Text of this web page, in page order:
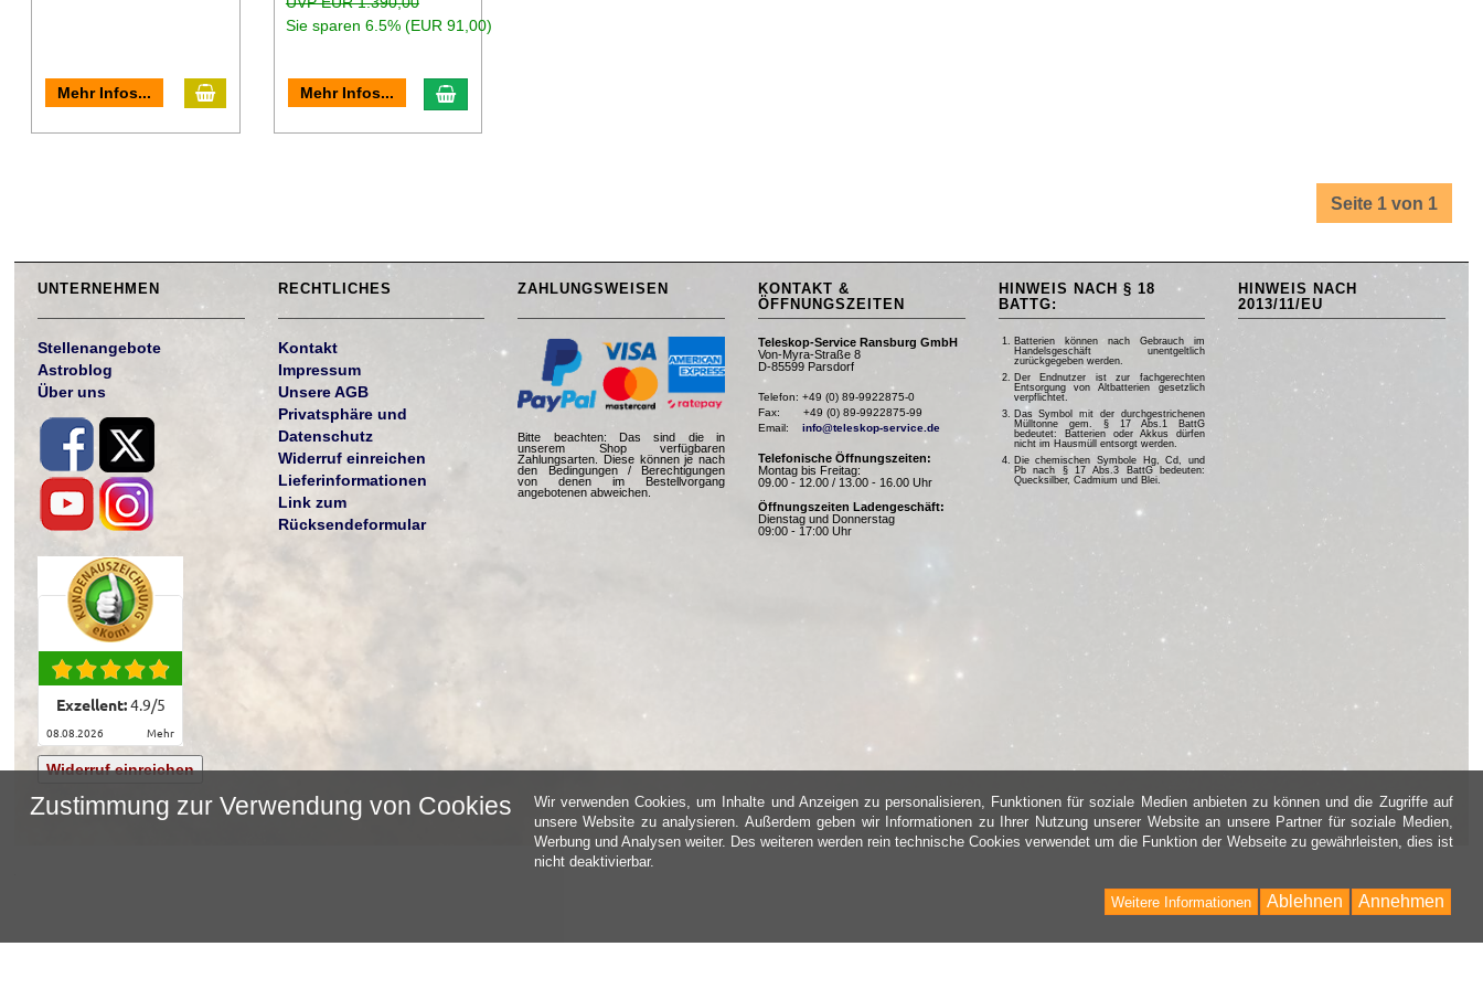
Mehr Infos...
Sie sparen 6.5% (EUR 91,00)
Mehr Infos...
Seite 1 von 1
UNTERNEHMEN
Stellenangebote
Astroblog
Über uns
Exzellent:4.9/5
08.08.2026 mehr
Widerruf einreichen
RECHTLICHES
Kontakt
Impressum
Unsere AGB
Privatsphäre und
Datenschutz
Widerruf einreichen
Lieferinformationen
Link zum
Rücksendeformular
ZAHLUNGSWEISEN
Bitte beachten: Das sind die in
unserem Shop verfügbaren
Zahlungsarten. Diese können je nach
den Bedingungen / Berechtigungen
von denen im Bestellvorgang
angebotenen abweichen.
KONTAKT &
ÖFFNUNGSZEITEN
Teleskop-Service Ransburg GmbH
Von-Myra-Straße 8
D-85599 Parsdorf
Telefon: +49 (0) 89-9922875-0
Fax:       +49 (0) 89-9922875-99
Email: info@teleskop-service.de
Telefonische Öffnungszeiten:
Montag bis Freitag:
09.00 - 12.00 / 13.00 - 16.00 Uhr
Öffnungszeiten Ladengeschäft:
Dienstag und Donnerstag
09:00 - 17:00 Uhr
HINWEIS NACH § 18
BATTG:
Batterien können nach Gebrauch im
Handelsgeschäft unentgeltlich
zurückgegeben werden.
Der Endnutzer ist zur fachgerechten
Entsorgung von Altbatterien gesetzlich
verpflichtet.
Das Symbol mit der durchgestrichenen
Mülltonne gem. § 17 Abs.1 BattG
bedeutet: Batterien oder Akkus dürfen
nicht im Hausmüll entsorgt werden.
Die chemischen Symbole Hg, Cd, und
Pb nach § 17 Abs.3 BattG bedeuten:
Quecksilber, Cadmium und Blei.
HINWEIS NACH
2013/11/EU
Zustimmung zur Verwendung von Cookies
Wir verwenden Cookies, um Inhalte und Anzeigen zu personalisieren, Funktionen für soziale Medien anbieten zu können und die Zugriffe auf
unsere Website zu analysieren. Außerdem geben wir Informationen zu Ihrer Nutzung unserer Website an unsere Partner für soziale Medien,
Werbung und Analysen weiter. Des weiteren werden rein technische Cookies verwendet um die Funktion der Webseite zu gewährleisten, dies ist
nicht deaktivierbar.
Annehmen
Ablehnen
Weitere Informationen